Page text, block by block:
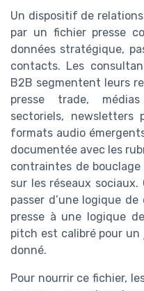
Un dispositif de
par un fichier presse
données stratégique,
contacts. Les
B2B segmentent leurs
presse trade,
sectoriels, newsletters
formats audio
documentée avec les
contraintes de
sur les réseaux
passer d’une logique
presse à une logique
pitch est calibré pour
donné.
Pour nourrir ce fichier,